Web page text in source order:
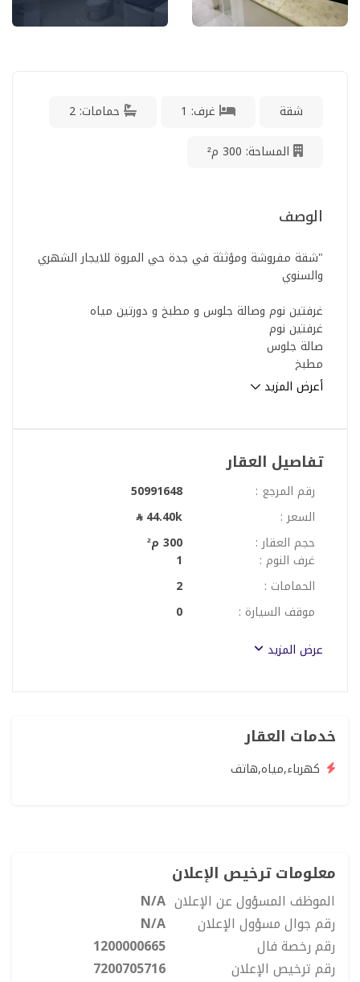
شقة غرف: 1
حمامات: 2
المساحة: 300 م²
الوصف
"شقة مفروشة ومؤثثة في جدة حي المروة للايجار الشهري
والسنوي
غرفتين نوم وصالة جلوس و مطبخ و دورتين مياه
غرفتين نوم
صالة جلوس
مطبخ
دورتين مياه
شامل للكهرباء و الماء
خدمة حارس
المبنى مزود بكاميرات المراقبة
المبنى مزود بكافة وسائل السلامة
مزايا الموقع
جميع الخدمات من (سوبر ماركت - مطاعم - وعناية شخصية)
متوفرة بالجوار
أعرض المزيد
تفاصيل العقار
رقم المرجع :
50991648
السعر :
44.40k
حجم العقار :
300 م²
غرف النوم :
1
الحمامات :
2
موقف السيارة :
0
عرض المزيد
خدمات العقار
كهرباء,مياه,هاتف
معلومات ترخيص الإعلان
الموظف المسؤول عن الإعلان N/A
رقم جوال مسؤول الإعلان
N/A
رقم رخصة فال
1200000665
رقم ترخيص الإعلان
7200705716